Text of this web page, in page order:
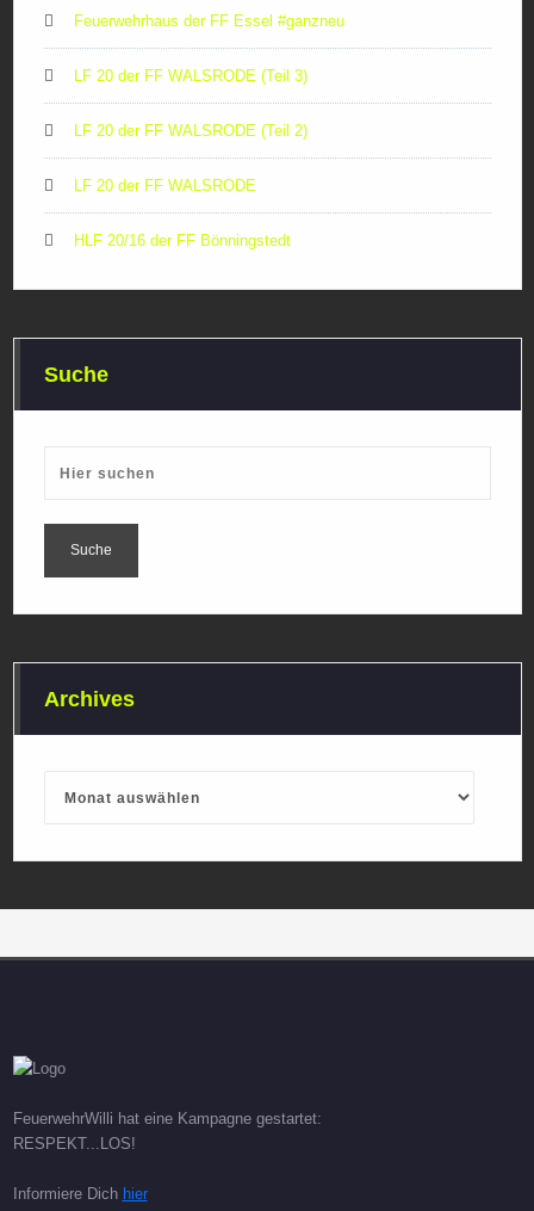
Feuerwehrhaus der FF Essel #ganzneu
LF 20 der FF WALSRODE (Teil 3)
LF 20 der FF WALSRODE (Teil 2)
LF 20 der FF WALSRODE
HLF 20/16 der FF Bönningstedt
Suche
Archives
FeuerwehrWilli hat eine Kampagne gestartet:
RESPEKT...LOS!
Informiere Dich hier